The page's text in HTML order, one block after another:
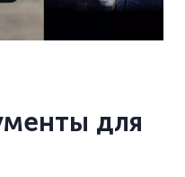
для